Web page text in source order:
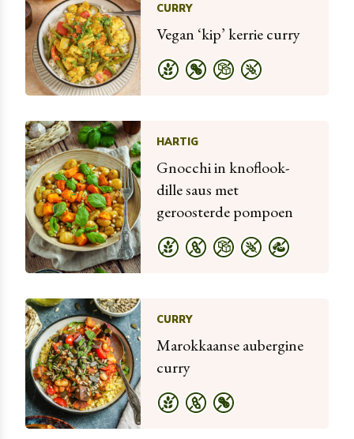
CURRY
Vegan ‘kip’ kerrie curry
HARTIG
Gnocchi in knoflook-
dille saus met
geroosterde pompoen
CURRY
Marokkaanse aubergine
curry